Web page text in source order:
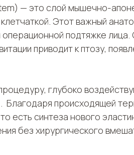
— это слой мышечно-
Этот важный
подтяжке
приводит к птозу,
глубоко
Благодаря происходящей
есть синтеза нового
без хирургического